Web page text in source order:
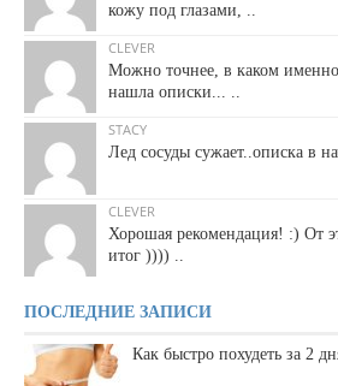
кожу под глазами, ..
CLEVER
Можно точнее, в каком
нашла описки... ..
STACY
Лед сосуды сужает..описка в
CLEVER
Хорошая рекомендация! :) От
итог )))) ..
ПОСЛЕДНИЕ ЗАПИСИ
Как быстро похудеть за 2